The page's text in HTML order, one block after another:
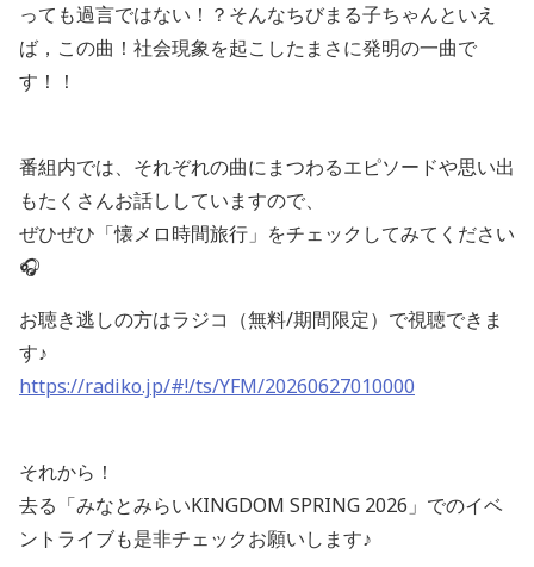
っても過言ではない！？そんなちびまる子ちゃんといえ
ば，この曲！社会現象を起こしたまさに発明の一曲で
す！！
番組内では、それぞれの曲にまつわるエピソードや思い出
もたくさんお話ししていますので、
ぜひぜひ「懐メロ時間旅行」をチェックしてみてください
🎧
お聴き逃しの方はラジコ（無料/期間限定）で視聴できま
す♪
https://radiko.jp/#!/ts/YFM/20260627010000
それから！
去る「みなとみらいKINGDOM SPRING 2026」でのイベ
ントライブも是非チェックお願いします♪